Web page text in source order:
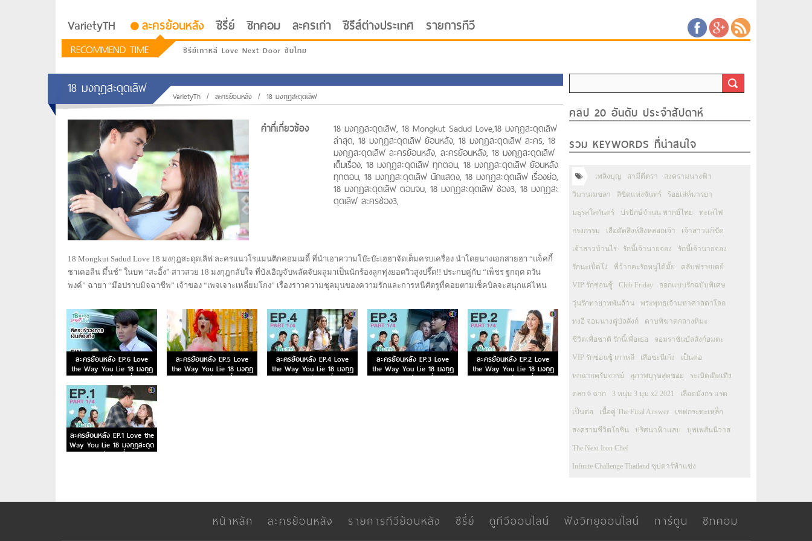
VarietyTH ละครย้อนหลัง ซีรี่ย์ ซิทคอม ละครเก่า ซีรีส์ต่างประเทศ รายการทีวี
RECOMMEND TIME ซีรีย์เกาหลี Love Next Door ซับไทย
รักอยู่ประตูถัดไป
18 มงกุฎสะดุดเลิฟ VarietyTh / ละครย้อนหลัง / 18 มงกุฎสะดุดเลิฟ
คำที่เกี่ยวข้อง
18 มงกุฎสะดุดเลิฟ, 18 Mongkut Sadud Love,18 มงกุฎสะดุดเลิฟ
ล่าสุด, 18 มงกุฎสะดุดเลิฟ ย้อนหลัง, 18 มงกุฎสะดุดเลิฟ ละคร, 18
มงกุฎสะดุดเลิฟ ละครย้อนหลัง, ละครย้อนหลัง, 18 มงกุฎสะดุดเลิฟ
เต็มเรื่อง, 18 มงกุฎสะดุดเลิฟ ทุกตอน, 18 มงกุฎสะดุดเลิฟ ย้อนหลัง
ทุกตอน, 18 มงกุฎสะดุดเลิฟ นักแสดง, 18 มงกุฎสะดุดเลิฟ เรื่องย่อ,
18 มงกุฎสะดุดเลิฟ ตอนจบ, 18 มงกุฎสะดุดเลิฟ ช่อง3, 18 มงกุฎสะ
ดุดเลิฟ ละครช่อง3,
18 Mongkut Sadud Love 18 มงกุฎสะดุดเลิฟ ละครแนวโรแมนติกคอมเมดี้ ที่นำเอาความโบ๊ะบ๊ะเฮฮาจัดเต็มครบเครื่อง นำโดยนางเอกสายฮา “แจ็คกี้
ชาเคอลีน มึ้นช์” ในบท “สะอิ้ง” สาวสวย 18 มงกุฎกลับใจ ที่บังเอิญจับพลัดจับผลูมาเป็นนักร้องลูกทุ่งยอดวิวสูงปรี๊ด!! ประกบคู่กับ “เพ็ชร ฐกฤต ตวัน
พงค์” ฉายา “มือปราบมิจฉาชีพ” เจ้าของ “เพจเจาะเหลี่ยมโกง” เรื่องราวความชุลมุนของความรักและการหนีศัตรูที่คอยตามเช็คบิลจะสนุกแค่ไหน
ละครย้อนหลัง EP.6 Love
the Way You Lie 18 มงกุฎ
สะดุดเลิฟ ตอนที่ 6
ละครย้อนหลัง EP.5 Love
the Way You Lie 18 มงกุฎ
สะดุดเลิฟ ตอนที่ 5
ละครย้อนหลัง EP.4 Love
the Way You Lie 18 มงกุฎ
สะดุดเลิฟ ตอนที่ 4
ละครย้อนหลัง EP.3 Love
the Way You Lie 18 มงกุฎ
สะดุดเลิฟ ตอนที่ 3
ละครย้อนหลัง EP.2 Love
the Way You Lie 18 มงกุฎ
สะดุดเลิฟ ตอนที่ 2
ละครย้อนหลัง EP.1 Love the
Way You Lie 18 มงกุฎสะดุด
เลิฟ ตอนที่ 1
คลิป 20 อันดับ ประจำสัปดาห์
รวม KEYWORDS ที่น่าสนใจ
เพลิงบุญ สามีตีตรา สงครามนางฟ้า
วิมานเมขลา ลิขิตแห่งจันทร์ ร้อยเล่ห์มารยา
มธุรสโลกันตร์ ปรปักษ์จำนน พากย์ไทย ทะเลไฟ
กรงกรรม เสือตัดสิงห์ลิงหลอกเจ้า เจ้าสาวแก้ขัด
เจ้าสาวบ้านไร่ รักนี้เจ้านายจอง รักนี้เจ้านายจอง
รักนะเป็ดโง่ พี่ว้ากคะรักหนูได้มั้ย คลับฟรายเดย์
VIP รักซ่อนชู้ Club Friday ออกแบบรักฉบับพิเศษ
วุ่นรักทายาทพันล้าน พระพุทธเจ้ามหาศาสดาโลก
ทงอี จอมนางคู่บัลลังก์ ดาบพิฆาตกลางหิมะ
ชีวิตเพื่อชาติ รักนี้เพื่อเธอ จอมราชันบัลลังก์อมตะ
VIP รักซ่อนชู้ เกาหลี เสือชะนีเก้ง เป็นต่อ
หกฉากครับจารย์ สุภาพบุรุษสุดซอย ระเบิดเถิดเทิง
ตลก 6 ฉาก 3 หนุ่ม 3 มุม x2 2021 เลือดมังกร แรด
เป็นต่อ เนื้อคู่ The Final Answer เชฟกระทะเหล็ก
สงครามชีวิตโอชิน ปริศนาฟ้าแลบ บุพเพสันนิวาส
The Next Iron Chef
Infinite Challenge Thailand ซุปตาร์ท้าแข่ง
หน้าหลัก ละครย้อนหลัง รายการทีวีย้อนหลัง ซีรี่ย์ ดูทีวีออนไลน์ ฟังวิทยุออนไลน์ การ์ตูน ซิทคอม